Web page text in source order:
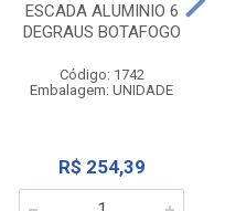
ESCADA ALUMINIO 6
DEGRAUS BOTAFOGO
Código: 1742
Embalagem: UNIDADE
R$ 254,39